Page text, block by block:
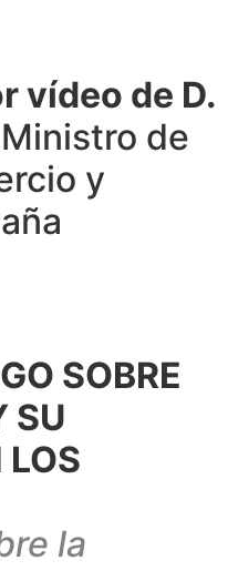
vídeo de D.
de
y
SOBRE
SU
LOS
la